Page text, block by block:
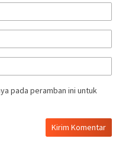
pada peramban ini untuk